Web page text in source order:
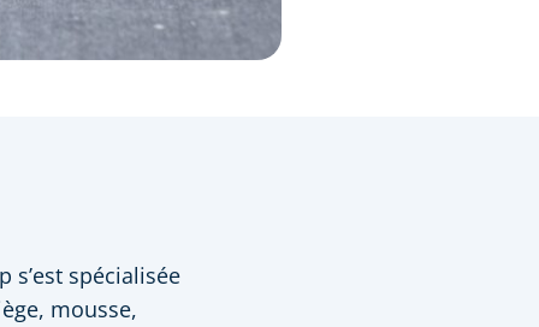
s’est spécialisée
mousse,